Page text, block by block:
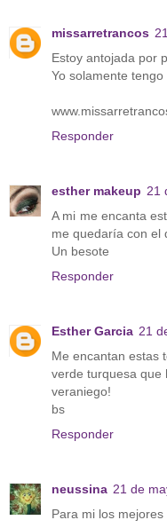
missarretrancos
Estoy antojada por
Yo solamente tengo
Responder
esther makeup 21
A mi me encanta
me quedaría con el
Un besote
Responder
Esther Garcia 21
Me encantan estas
verde turquesa que
veraniego!
bs
Responder
neussina 21 de
Para mi los